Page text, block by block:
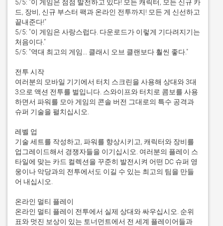
5/5: "이 게임은 점점 발전하고 있다! 모든 캐릭터, 모든 신규 카
드, 장비, 신규 부스터 팩과 온라인 전투까지! 모든 게 신선하고
끝내준다!"
5/5: "이 게임은 사랑스럽다. 다운로드가 이렇게 기다려지기는
처음이다."
5/5: "역대 최고의 게임... 클래시 오브 클랜보다 훨씬 좋다."
전투 시작
여러분의 모바일 기기에서 터치 스크린을 사용해 상대와 3대
3으로 액션 전투를 벌입니다. 스와이프와 터치로 콤보를 사용
하면서 파워를 모아 게임의 콘솔 버전 그대로의 특수 공격과
슈퍼 기술을 펼치십시오.
레벨 업
기술 세트를 작성하고, 파워를 향상시키고, 캐릭터와 장비를
업그레이드해서 경쟁자들을 이기십시오. 여러분의 플레이 스
타일에 맞는 카드 컬렉션을 꾸준히 발전시켜 어떤 DC 슈퍼 영
웅이나 악당과의 전투에서도 이길 수 있는 최고의 팀을 만들
어 내십시오.
온라인 멀티 플레이
온라인 멀티 플레이 전투에서 실제 상대와 싸우십시오. 순위
표와 멋진 보상이 있는 토너먼트에서 전 세계 플레이어들과